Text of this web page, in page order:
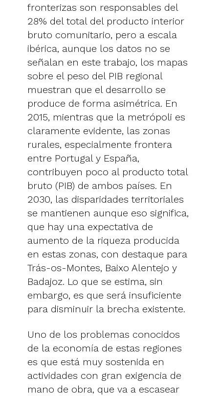
fronterizas son responsables del
28% del total del producto interior
bruto comunitario, pero a escala
ibérica, aunque los datos no se
señalan en este trabajo, los mapas
sobre el peso del PIB regional
muestran que el desarrollo se
produce de forma asimétrica. En
2015, mientras que la metrópoli es
claramente evidente, las zonas
rurales, especialmente frontera
entre Portugal y España,
contribuyen poco al producto total
bruto (PIB) de ambos países. En
2030, las disparidades territoriales
se mantienen aunque eso significa,
que hay una expectativa de
aumento de la riqueza producida
en estas zonas, con destaque para
Trás-os-Montes, Baixo Alentejo y
Badajoz. Lo que se estima, sin
embargo, es que será insuficiente
para disminuir la brecha existente.
Uno de los problemas conocidos
de la economía de estas regiones
es que está muy sostenida en
actividades con gran exigencia de
mano de obra, que va a escasear